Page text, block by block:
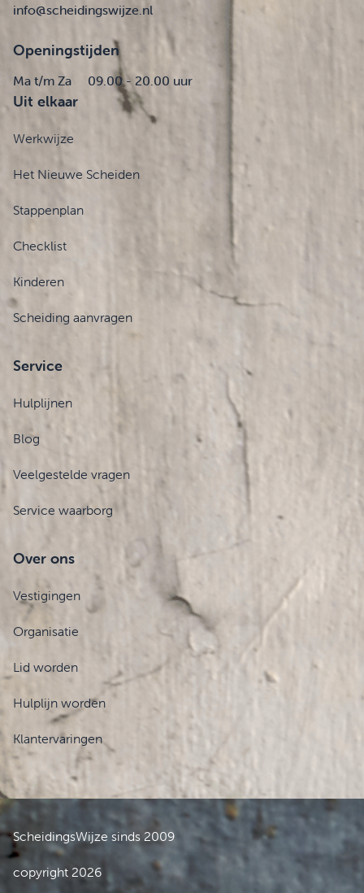
info@scheidingswijze.nl
Openingstijden
Ma t/m Za 09.00 - 20.00 uur
Uit elkaar
Werkwijze
Het Nieuwe Scheiden
Stappenplan
Checklist
Kinderen
Scheiding aanvragen
Service
Hulplijnen
Blog
Veelgestelde vragen
Service waarborg
Over ons
Vestigingen
Organisatie
Lid worden
Hulplijn worden
Klantervaringen
ScheidingsWijze sinds 2009
copyright 2026